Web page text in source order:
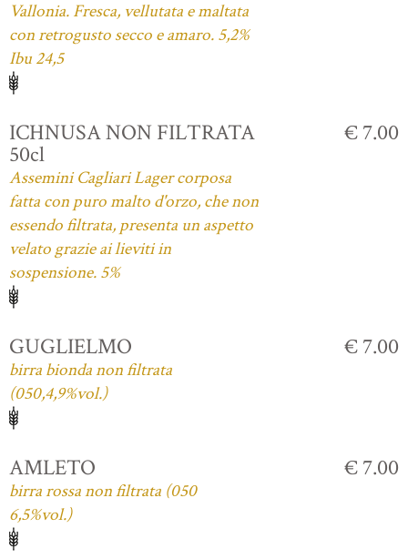
Vallonia. Fresca, vellutata e maltata
con retrogusto secco e amaro. 5,2%
Ibu 24,5
ICHNUSA NON FILTRATA
50cl
Assemini Cagliari Lager corposa
fatta con puro malto d'orzo, che non
essendo filtrata, presenta un aspetto
velato grazie ai lieviti in
sospensione. 5%
€ 7.00
GUGLIELMO
birra bionda non filtrata
(050,4,9%vol.)
€ 7.00
AMLETO
birra rossa non filtrata (050
6,5%vol.)
€ 7.00